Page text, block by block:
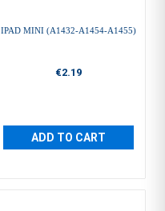
IPAD MINI (A1432-A1454-A1455)
€2.19
ADD TO CART